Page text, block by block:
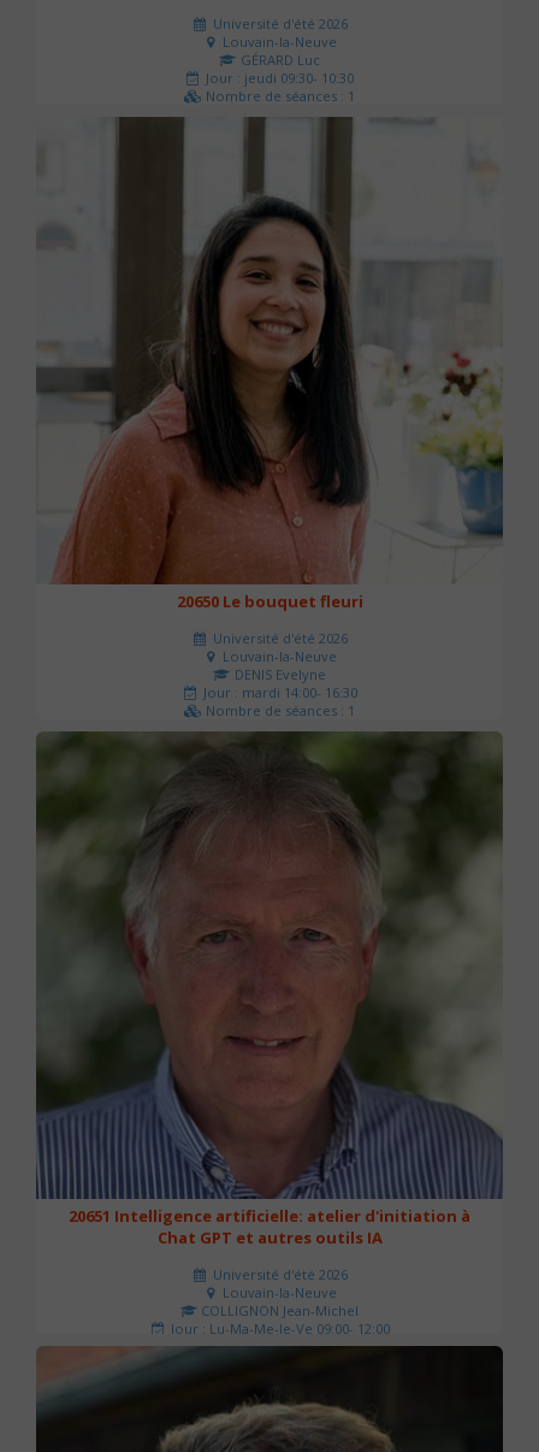
Université d'été 2026
Louvain-la-Neuve
GÉRARD Luc
Jour : jeudi 09:30- 10:30
Nombre de séances : 1
20650 Le bouquet fleuri
Université d'été 2026
Louvain-la-Neuve
DENIS Evelyne
Jour : mardi 14:00- 16:30
Nombre de séances : 1
60 €
20651 Intelligence artificielle: atelier d'initiation à
Chat GPT et autres outils IA
Université d'été 2026
Louvain-la-Neuve
COLLIGNON Jean-Michel
Jour : Lu-Ma-Me-Je-Ve 09:00- 12:00
Nombre de séances : 2